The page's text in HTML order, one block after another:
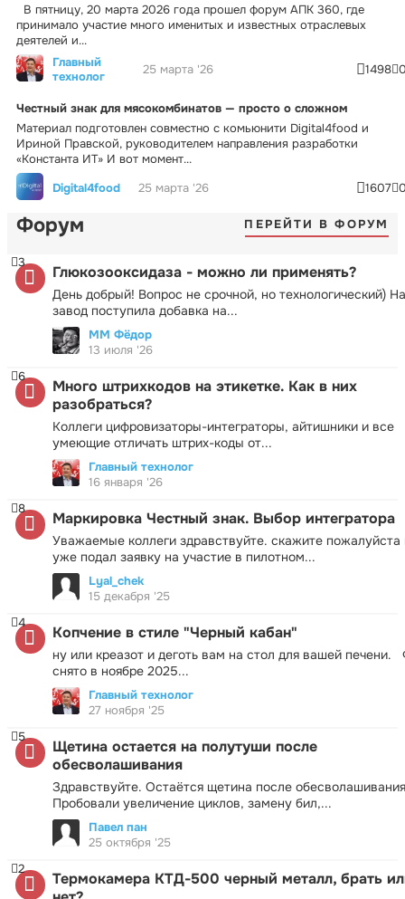
В пятницу, 20 марта 2026 года прошел форум АПК 360, где
принимало участие много именитых и известных отраслевых
деятелей и...
Главный
технолог
25 марта '26 1498
Честный знак для мясокомбинатов — просто о сложном
Материал подготовлен совместно с комьюнити Digital4food и
Ириной Правской, руководителем направления разработки
«Константа ИТ» И вот момент...
Digital4food
25 марта '26 1607
Форум ПЕРЕЙТИ В ФОРУМ
Глюкозооксидаза - можно ли применять?
День добрый! Вопрос не срочной, но технологический) На
завод поступила добавка на...
3
ММ Фёдор
13 июля '26
Много штрихкодов на этикетке. Как в них
разобраться?
Коллеги цифровизаторы-интеграторы, айтишники и все
умеющие отличать штрих-коды от...
6
Главный технолог
16 января '26
Маркировка Честный знак. Выбор интегратора
Уважаемые коллеги здравствуйте. скажите пожалуйста
уже подал заявку на участие в пилотном...
8
Lyal_chek
15 декабря '25
Копчение в стиле "Черный кабан"
ну или креазот и деготь вам на стол для вашей печени.
снято в ноябре 2025...
4
Главный технолог
27 ноября '25
Щетина остается на полутуши после
обесволашивания
Здравствуйте. Остаётся щетина после
Пробовали увеличение циклов, замену бил,...
5
Павел пан
25 октября '25
Термокамера КТД-500 черный металл, брать
2